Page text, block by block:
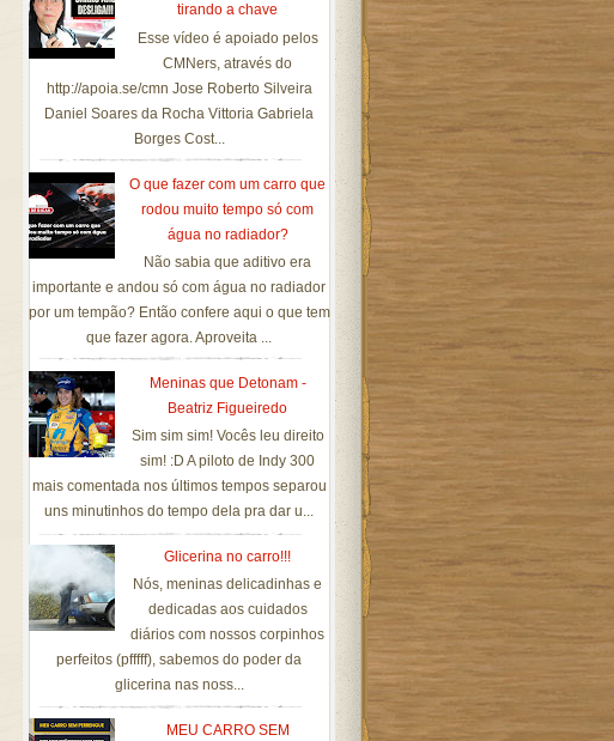
tirando a chave
Esse vídeo é apoiado pelos
CMNers, através do
http://apoia.se/cmn Jose Roberto Silveira
Daniel Soares da Rocha Vittoria Gabriela
Borges Cost...
O que fazer com um carro que
rodou muito tempo só com
água no radiador?
Não sabia que aditivo era
importante e andou só com água no radiador
por um tempão? Então confere aqui o que tem
que fazer agora. Aproveita ...
Meninas que Detonam -
Beatriz Figueiredo
Sim sim sim! Vocês leu direito
sim! :D A piloto de Indy 300
mais comentada nos últimos tempos separou
uns minutinhos do tempo dela pra dar u...
Glicerina no carro!!!
Nós, meninas delicadinhas e
dedicadas aos cuidados
diários com nossos corpinhos
perfeitos (pfffff), sabemos do poder da
glicerina nas noss...
MEU CARRO SEM